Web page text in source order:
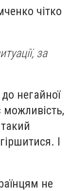
чітко
за
негайної
можливість,
І
не